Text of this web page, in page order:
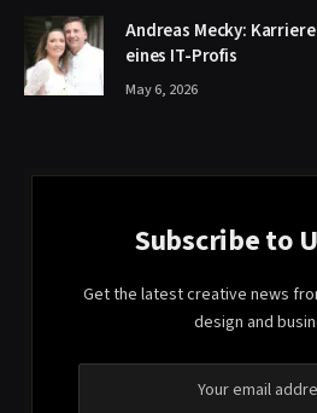
Andreas Mecky:
eines IT-Profis
May 6, 2026
Subscribe to
Get the latest creative news
design and